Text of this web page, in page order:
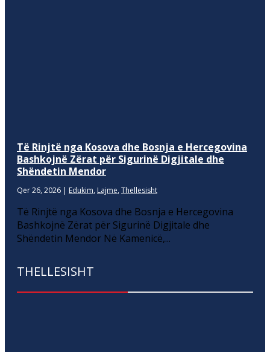
Të Rinjtë nga Kosova dhe Bosnja e Hercegovina
Bashkojnë Zërat për Sigurinë Digjitale dhe
Shëndetin Mendor
Qer 26, 2026 | Edukim, Lajme, Thellesisht
Të Rinjtë nga Kosova dhe Bosnja e Hercegovina
Bashkojnë Zërat për Sigurinë Digjitale dhe
Shëndetin Mendor Në Kamenicë,...
THELLESISHT